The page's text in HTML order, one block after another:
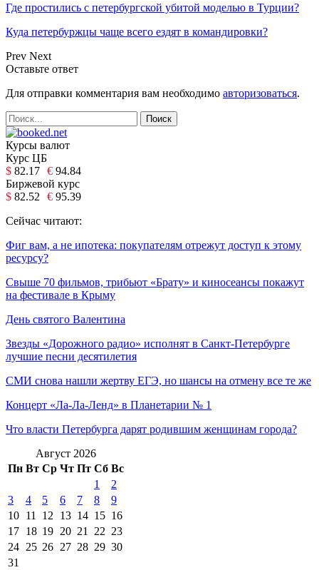
Где простились с петербургской убитой моделью в Турции?
Куда петербуржцы чаще всего ездят в командировки?
Prev Next
Оставьте ответ
Для отправки комментария вам необходимо авторизоваться.
Курсы валют
Курс ЦБ
$ 82.17 € 94.84
Биржевой курс
$ 82.52 € 95.39
Сейчас читают:
Фиг вам, а не ипотека: покупателям отрежут доступ к этому
ресурсу?
Свыше 70 фильмов, трибьют «Брату» и киносеансы покажут
на фестивале в Крыму
День святого Валентина
Звезды «Дорожного радио» исполнят в Санкт-Петербурге
лучшие песни десятилетия
СМИ снова нашли жертву ЕГЭ, но шансы на отмену все те же
Концерт «Ла-Ла-Ленд» в Планетарии № 1
Что власти Петербурга дарят родившим женщинам города?
Август 2026
Пн Вт Ср Чт Пт Сб Вс
1
2
3
4 5 6 7 8
9
10 11 12 13 14 15 16
17 18 19 20 21 22 23
24 25 26 27 28 29 30
31